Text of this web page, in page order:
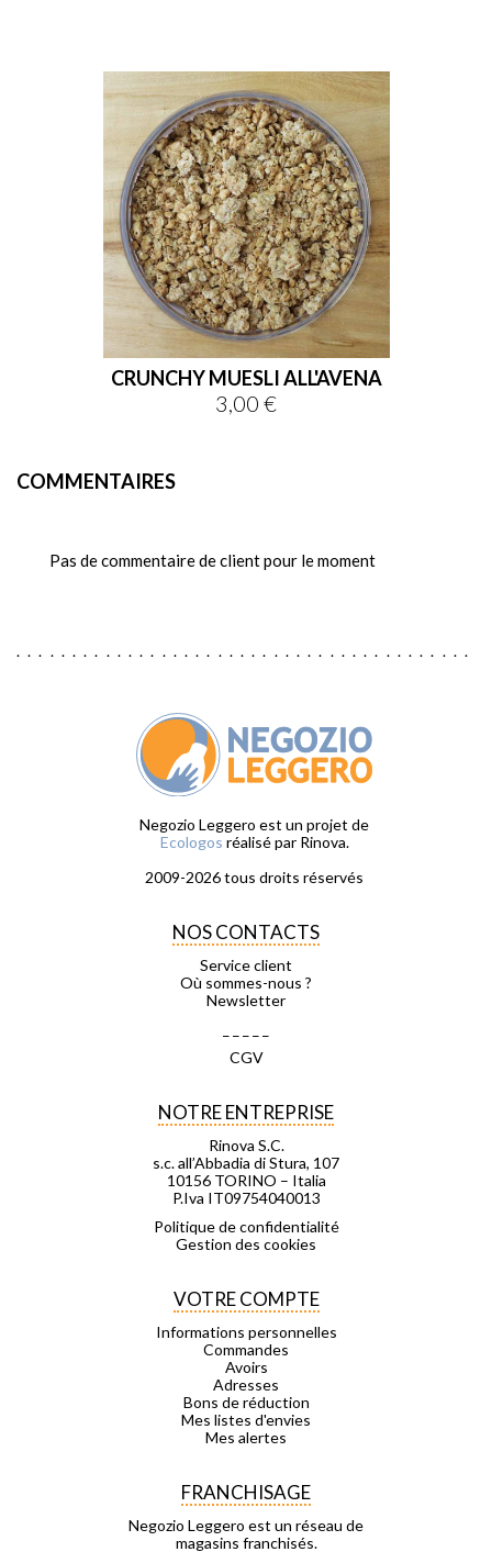
CRUNCHY MUESLI ALL'AVENA
Prix
3,00 €
COMMENTAIRES
Pas de commentaire de client pour le moment
Negozio Leggero est un projet de
Ecologos réalisé par Rinova.
2009-2026 tous droits réservés
NOS CONTACTS
Service client
Où sommes-nous ?
Newsletter
CGV
NOTRE ENTREPRISE
Rinova S.C.
s.c. all’Abbadia di Stura, 107
10156 TORINO – Italia
P.Iva IT09754040013
Politique de confidentialité
Gestion des cookies
VOTRE COMPTE
Informations personnelles
Commandes
Avoirs
Adresses
Bons de réduction
Mes listes d'envies
Mes alertes
FRANCHISAGE
Negozio Leggero est un réseau de
magasins franchisés.